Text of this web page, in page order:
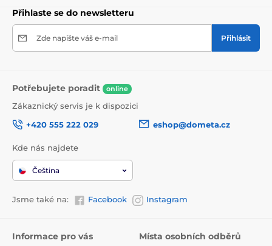
Přihlaste se do newsletteru
Zde napište váš e-mail Přihlásit
Potřebujete poradit online
Zákaznický servis je k dispozici
+420 555 222 029
eshop@dometa.cz
Kde nás najdete
Čeština
Jsme také na: Facebook Instagram
Informace pro vás Místa osobních odběrů